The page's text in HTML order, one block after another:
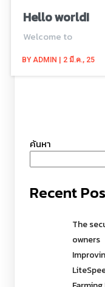
Hello world!
BYADMIN | 2 มี.ค., 25
Welcome to
ค้นหา
Recent
The
owners